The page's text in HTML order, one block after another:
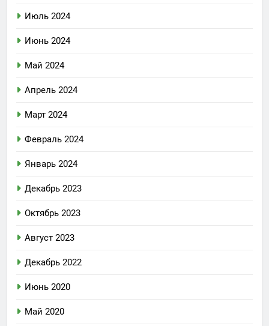
Июль 2024
Июнь 2024
Май 2024
Апрель 2024
Март 2024
Февраль 2024
Январь 2024
Декабрь 2023
Октябрь 2023
Август 2023
Декабрь 2022
Июнь 2020
Май 2020